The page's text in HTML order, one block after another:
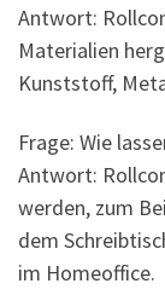
Antwort:
Materialien
Kunststoff,
Frage: Wie
Antwort:
werden, zum
dem
im Homeoffice.